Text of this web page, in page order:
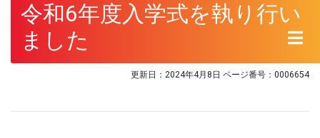
令和6年度入学式を執り行い
ました
更新日：2024年4月8日 ページ番号：0006654